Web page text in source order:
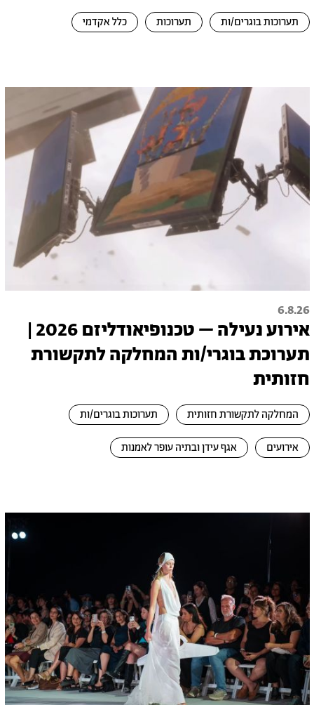
תערוכות בוגרים/ות תערוכות כלל אקדמי
6.8.26
אירוע נעילה – טכנופיאודליזם 2026 |
תערוכת בוגרי/ות המחלקה לתקשורת
חזותית
המחלקה לתקשורת חזותית תערוכות בוגרים/ות
אירועים אגף עידן ובתיה עופר לאמנות